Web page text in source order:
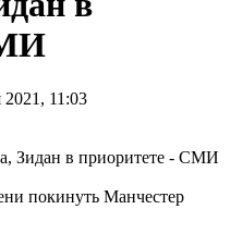
11:03
покинуть Манчестер